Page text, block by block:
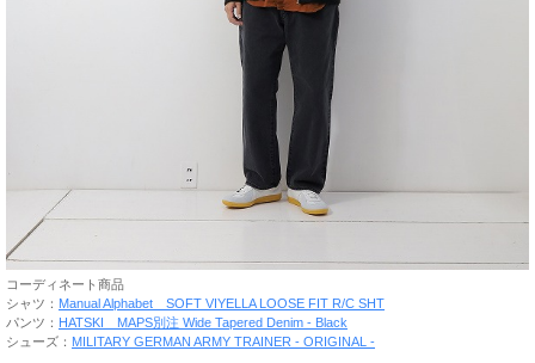
コーディネート商品
シャツ： Manual Alphabet SOFT VIYELLA LOOSE FIT R/C SHT
パンツ： HATSKI MAPS別注 Wide Tapered Denim - Black
シューズ： MILITARY GERMAN ARMY TRAINER - ORIGINAL -